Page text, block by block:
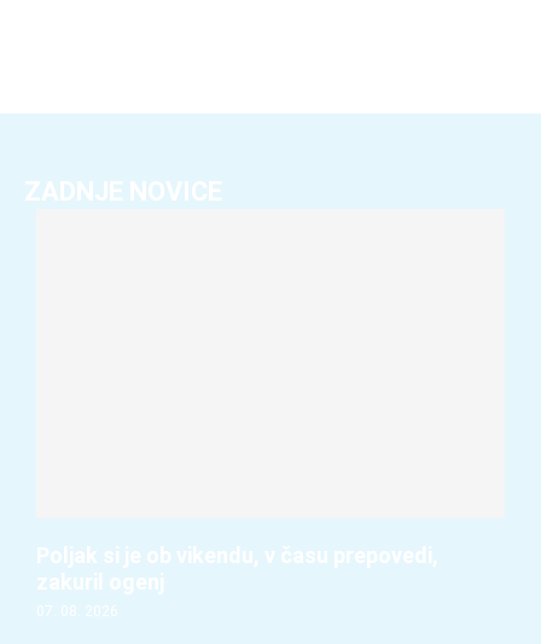
ZADNJE NOVICE
Poljak si je ob vikendu, v času prepovedi,
zakuril ogenj
07. 08. 2026